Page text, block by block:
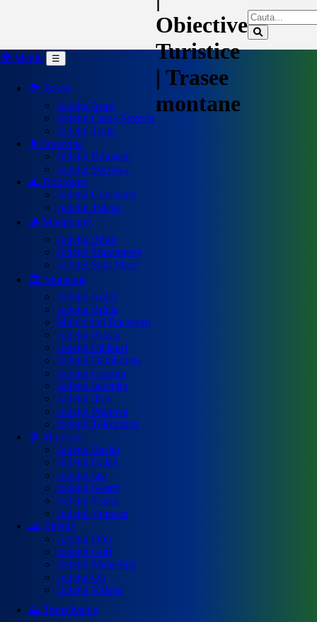
Obiective
Turistice
| Trasee
montane
🌍 Meniu ☰
🏞️ Banat
Județul Arad
Județul Caraș-Severin
Județul Timiș
🌲Bucovina
Județul Botoșani
Județul Suceava
🌊 Dobrogea
Județul Constanța
Județul Tulcea
🪵 Maramureș
Județul Bihor
Județul Maramureș
Județul Satu Mare
🏛️ Muntenia
Județul Argeș
Județul Brăila
Municipiul București
Județul Buzău
Județul Călărași
Județul Dâmbovița
Județul Giurgiu
Județul Ialomița
Județul Ilfov
Județul Prahova
Județul Teleorman
🍇 Moldova
Județul Bacău
Județul Galați
Județul Iași
Județul Neamț
Județul Vaslui
Județul Vrancea
🌄 Oltenia
Județul Dolj
Județul Gorj
Județul Mehedinți
Județul Olt
Județul Vâlcea
⛰️ Transilvania